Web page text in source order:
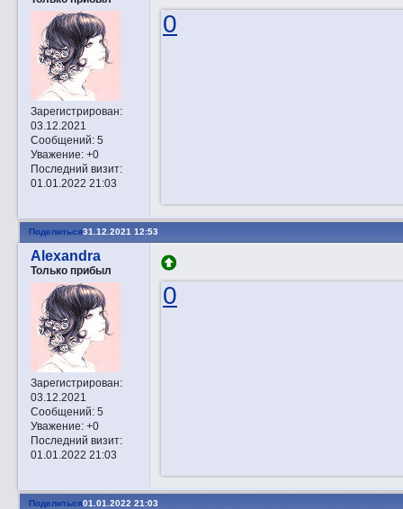
Зарегистрирован:
03.12.2021
Сообщений:5
Уважение: +0
Последний визит:
01.01.2022 21:03
0
Поделиться31.12.2021 12:53
Alexandra
Только прибыл
Зарегистрирован:
03.12.2021
Сообщений:5
Уважение: +0
Последний визит:
01.01.2022 21:03
0
Поделиться01.01.2022 21:03